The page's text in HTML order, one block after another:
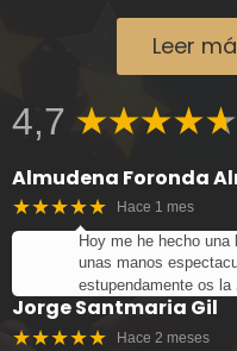
Leer
4,7
Almudena Foronda
★★★★★ Hace 1 mes
Hoy me he hecho
unas manos
estupendamente os la
Jorge Santmaria Gil
★★★★★ Hace 2 meses